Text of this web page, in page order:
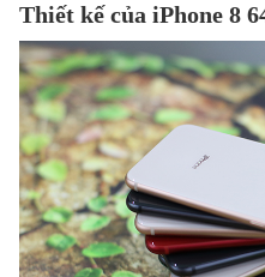
Thiết kế của iPhone 8